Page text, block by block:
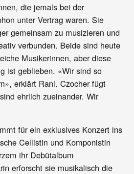
die jemals bei der
unter Vertrag waren. Sie
gemeinsam zu musizieren und
verbunden. Beide sind heute
Musikerinnen, aber diese
ist geblieben. «Wir sind so
erklärt Rani. Czocher fügt
ehrlich zueinander. Wir
für ein exklusives Konzert ins
Cellistin und Komponistin
ihr Debütalbum
erforscht sie musikalisch die